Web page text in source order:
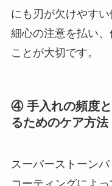
にも刃が欠けやす
細心の注意を払い
ことが大切です。
④ 手入れの頻度
るためのケア方法
スーパーストーン